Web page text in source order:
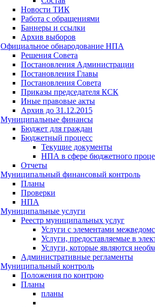
Новости ТИК
Работа с обращениями
Баннеры и ссылки
Архив выборов
Официальное обнародование НПА
Решения Совета
Постановления Администрации
Постановления Главы
Постановления Совета
Приказы председателя КСК
Иные правовые акты
Архив до 31.12.2015
Муниципальные финансы
Бюджет для граждан
Бюджетный процесс
Текущие документы
НПА в сфере бюджетного
Отчеты
Муниципальный финансовый контроль
Планы
Проверки
НПА
Муниципальные услуги
Реестр муниципальных услуг
Услуги с элементами
Услуги, предоставляемые в
Услуги, которые являются
Административные регламенты
Муниципальный контроль
Положения по контрою
Планы
планы